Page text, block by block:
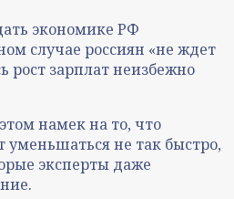
экономике РФ
случае россиян «не ждет
рост зарплат неизбежно
намек на то, что
уменьшаться не так быстро,
эксперты даже